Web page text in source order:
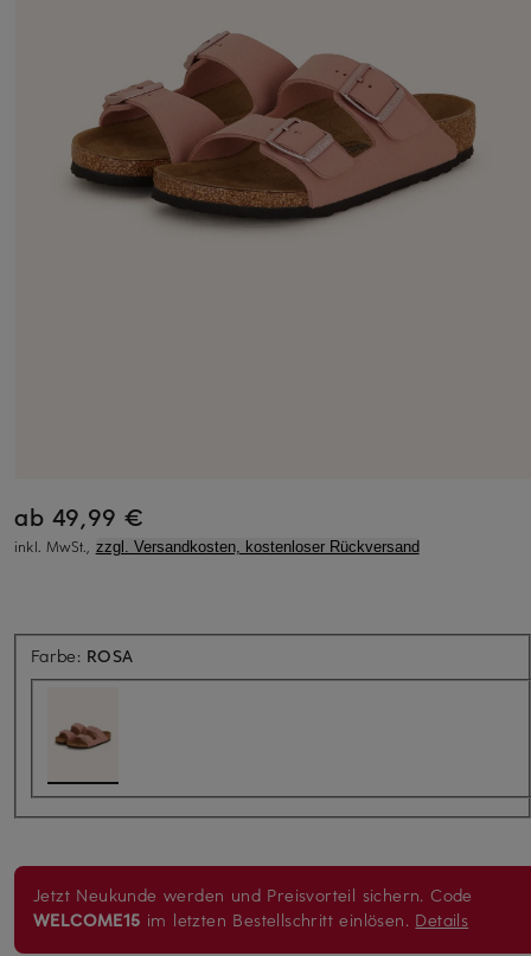
ab 49,99 €
inkl. MwSt., zzgl. Versandkosten, kostenloser Rückversand
Farbe: ROSA
Jetzt Neukunde werden und Preisvorteil sichern. Code
WELCOME15 im letzten Bestellschritt einlösen. Details